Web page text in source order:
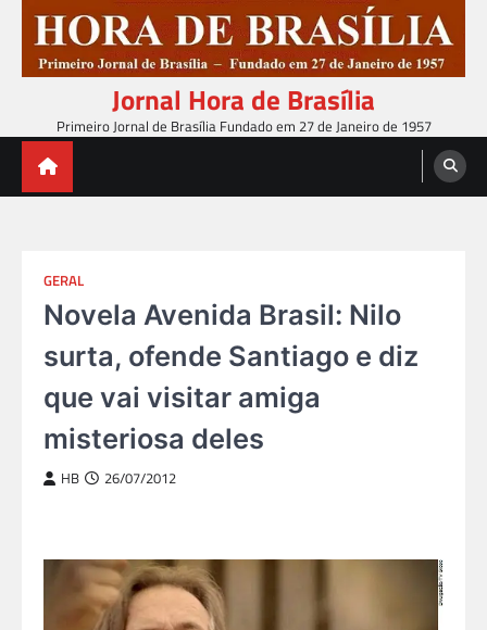
content
Jornal Hora de Brasília
Primeiro Jornal de Brasília Fundado em 27 de Janeiro de 1957
GERAL
Novela Avenida Brasil: Nilo
surta, ofende Santiago e diz
que vai visitar amiga
misteriosa deles
HB 26/07/2012